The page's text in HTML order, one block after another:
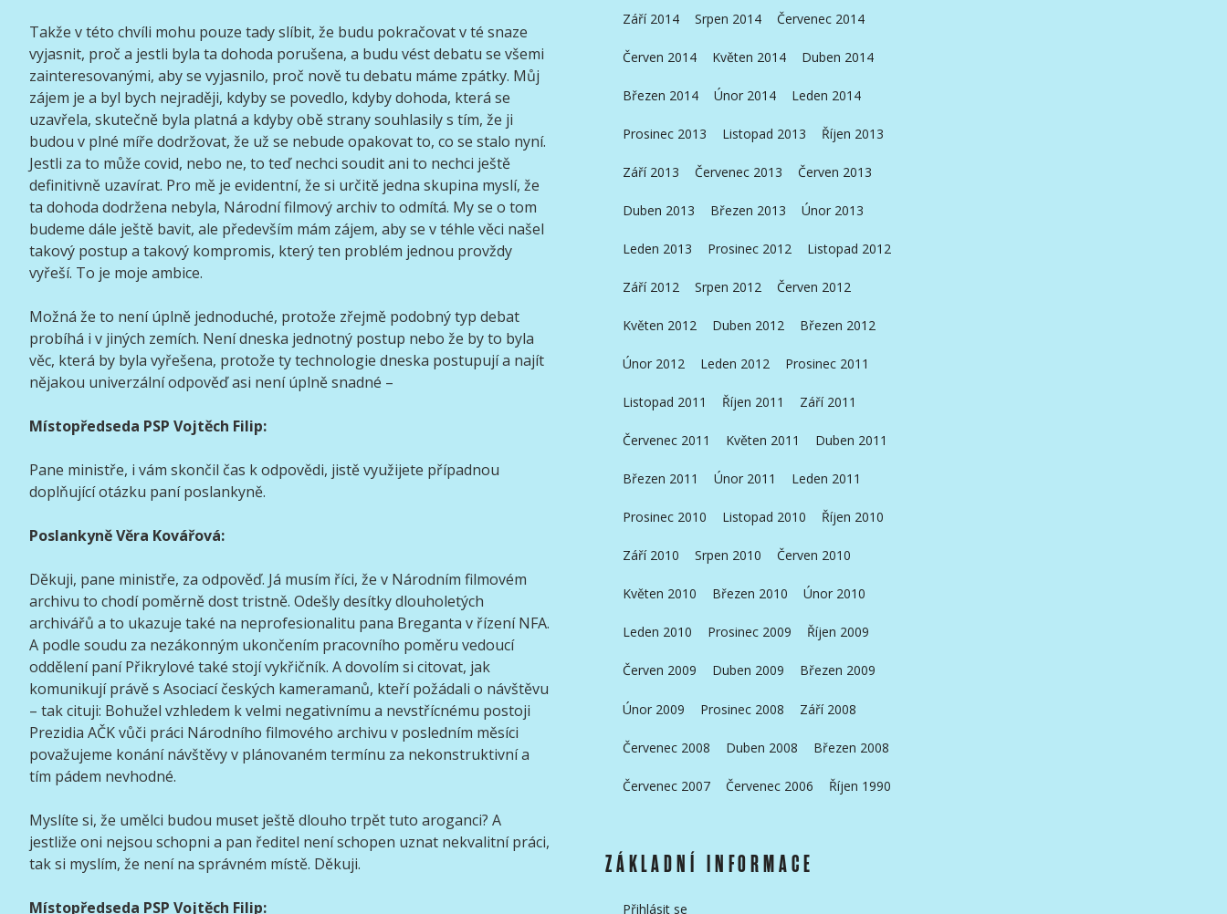
Takže v této chvíli mohu pouze tady slíbit, že budu pokračovat v té snaze
vyjasnit, proč a jestli byla ta dohoda porušena, a budu vést debatu se všemi
zainteresovanými, aby se vyjasnilo, proč nově tu debatu máme zpátky. Můj
zájem je a byl bych nejraději, kdyby se povedlo, kdyby dohoda, která se
uzavřela, skutečně byla platná a kdyby obě strany souhlasily s tím, že ji
budou v plné míře dodržovat, že už se nebude opakovat to, co se stalo nyní.
Jestli za to může covid, nebo ne, to teď nechci soudit ani to nechci ještě
definitivně uzavírat. Pro mě je evidentní, že si určitě jedna skupina myslí, že
ta dohoda dodržena nebyla, Národní filmový archiv to odmítá. My se o tom
budeme dále ještě bavit, ale především mám zájem, aby se v téhle věci našel
takový postup a takový kompromis, který ten problém jednou provždy
vyřeší. To je moje ambice.
Možná že to není úplně jednoduché, protože zřejmě podobný typ debat
probíhá i v jiných zemích. Není dneska jednotný postup nebo že by to byla
věc, která by byla vyřešena, protože ty technologie dneska postupují a najít
nějakou univerzální odpověď asi není úplně snadné –
Místopředseda PSP Vojtěch Filip:
Pane ministře, i vám skončil čas k odpovědi, jistě využijete případnou
doplňující otázku paní poslankyně.
Poslankyně Věra Kovářová:
Děkuji, pane ministře, za odpověď. Já musím říci, že v Národním filmovém
archivu to chodí poměrně dost tristně. Odešly desítky dlouholetých
archivářů a to ukazuje také na neprofesionalitu pana Breganta v řízení NFA.
A podle soudu za nezákonným ukončením pracovního poměru vedoucí
oddělení paní Přikrylové také stojí vykřičník. A dovolím si citovat, jak
komunikují právě s Asociací českých kameramanů, kteří požádali o návštěvu
– tak cituji: Bohužel vzhledem k velmi negativnímu a nevstřícnému postoji
Prezidia AČK vůči práci Národního filmového archivu v posledním měsíci
považujeme konání návštěvy v plánovaném termínu za nekonstruktivní a
tím pádem nevhodné.
Myslíte si, že umělci budou muset ještě dlouho trpět tuto aroganci? A
jestliže oni nejsou schopni a pan ředitel není schopen uznat nekvalitní práci,
tak si myslím, že není na správném místě. Děkuji.
Místopředseda PSP Vojtěch Filip:
Září 2014 Srpen 2014 Červenec 2014
Červen 2014 Květen 2014 Duben 2014
Březen 2014 Únor 2014 Leden 2014
Prosinec 2013 Listopad 2013 Říjen 2013
Září 2013 Červenec 2013 Červen 2013
Duben 2013 Březen 2013 Únor 2013
Leden 2013 Prosinec 2012 Listopad 2012
Září 2012 Srpen 2012 Červen 2012
Květen 2012 Duben 2012 Březen 2012
Únor 2012 Leden 2012 Prosinec 2011
Listopad 2011 Říjen 2011 Září 2011
Červenec 2011 Květen 2011 Duben 2011
Březen 2011 Únor 2011 Leden 2011
Prosinec 2010 Listopad 2010 Říjen 2010
Září 2010 Srpen 2010 Červen 2010
Květen 2010 Březen 2010 Únor 2010
Leden 2010 Prosinec 2009 Říjen 2009
Červen 2009 Duben 2009 Březen 2009
Únor 2009 Prosinec 2008 Září 2008
Červenec 2008 Duben 2008 Březen 2008
Červenec 2007 Červenec 2006 Říjen 1990
ZÁKLADNÍ INFORMACE
Přihlásit se